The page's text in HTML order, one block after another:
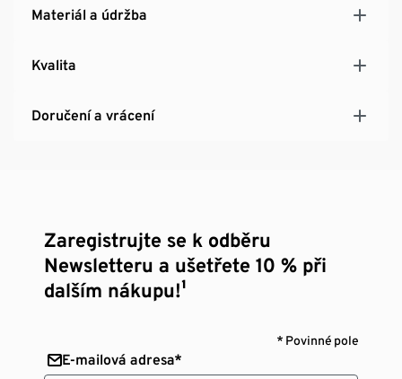
Materiál a údržba
Kvalita
Doručení a vrácení
Zaregistrujte se k odběru
Newsletteru a ušetřete 10 % při
dalším nákupu!¹
* Povinné pole
E-mailová adresa*